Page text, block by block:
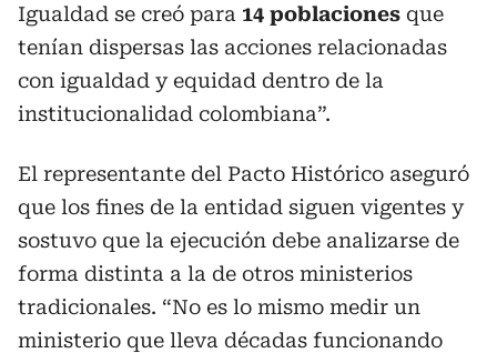
Igualdad se creó para 14 poblaciones que
tenían dispersas las acciones relacionadas
con igualdad y equidad dentro de la
institucionalidad colombiana”.
El representante del Pacto Histórico aseguró
que los fines de la entidad siguen vigentes y
sostuvo que la ejecución debe analizarse de
forma distinta a la de otros ministerios
tradicionales. “No es lo mismo medir un
ministerio que lleva décadas funcionando